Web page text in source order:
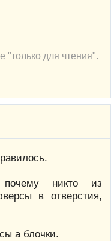
"только для чтения".
никто из
в отверстия,
а блочки.